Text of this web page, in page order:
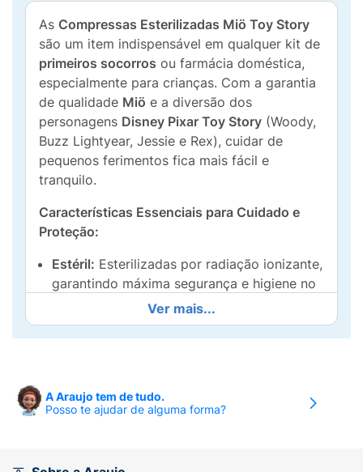
As Compressas Esterilizadas Miö Toy Story
são um item indispensável em qualquer kit de
primeiros socorros ou farmácia doméstica,
especialmente para crianças. Com a garantia
de qualidade Miö e a diversão dos
personagens Disney Pixar Toy Story (Woody,
Buzz Lightyear, Jessie e Rex), cuidar de
pequenos ferimentos fica mais fácil e
tranquilo.
Características Essenciais para Cuidado e
Proteção:
Estéril: Esterilizadas por radiação ionizante,
garantindo máxima segurança e higiene no
contato com a ferida.
Não Aderente:Evita que a compressa
Super Absorvente:Alta capacidade de
Ver mais...
A Araujo tem de tudo.
Posso te ajudar de alguma forma?